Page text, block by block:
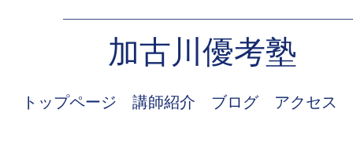
加古川優考塾
トップページ 講師紹介 ブログ アクセス